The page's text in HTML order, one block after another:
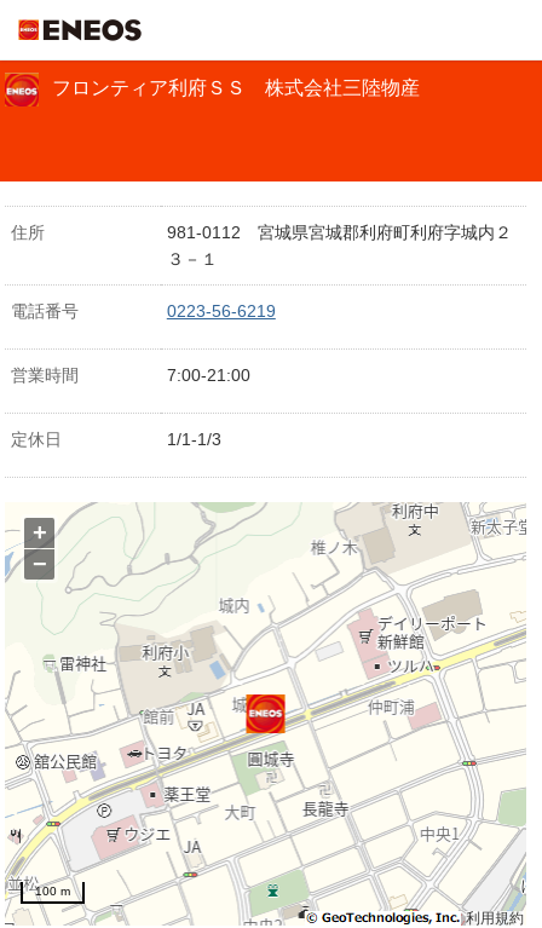
フロンティア利府ＳＳ 株式会社三陸物産
住所
981-0112 宮城県宮城郡利府町利府字城内２
３－１
電話番号 0223-56-6219
営業時間 7:00-21:00
定休日 1/1-1/3
利用規約
+
−
100 m